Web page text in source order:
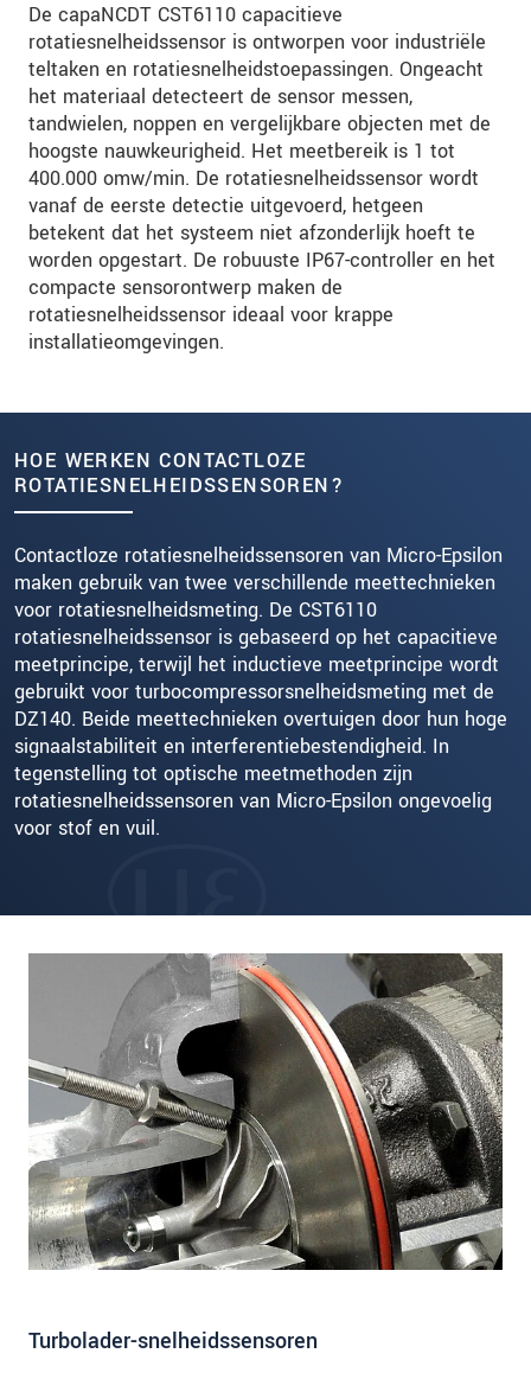
De capaNCDT CST6110 capacitieve
rotatiesnelheidssensor is ontworpen voor industriële
teltaken en rotatiesnelheidstoepassingen. Ongeacht
het materiaal detecteert de sensor messen,
tandwielen, noppen en vergelijkbare objecten met de
hoogste nauwkeurigheid. Het meetbereik is 1 tot
400.000 omw/min. De rotatiesnelheidssensor wordt
vanaf de eerste detectie uitgevoerd, hetgeen
betekent dat het systeem niet afzonderlijk hoeft te
worden opgestart. De robuuste IP67-controller en het
compacte sensorontwerp maken de
rotatiesnelheidssensor ideaal voor krappe
installatieomgevingen.
HOE WERKEN CONTACTLOZE
ROTATIESNELHEIDSSENSOREN?
Contactloze rotatiesnelheidssensoren van Micro-Epsilon
maken gebruik van twee verschillende meettechnieken
voor rotatiesnelheidsmeting. De CST6110
rotatiesnelheidssensor is gebaseerd op het capacitieve
meetprincipe, terwijl het inductieve meetprincipe wordt
gebruikt voor turbocompressorsnelheidsmeting met de
DZ140. Beide meettechnieken overtuigen door hun hoge
signaalstabiliteit en interferentiebestendigheid. In
tegenstelling tot optische meetmethoden zijn
rotatiesnelheidssensoren van Micro-Epsilon ongevoelig
voor stof en vuil.
Turbolader-snelheidssensoren